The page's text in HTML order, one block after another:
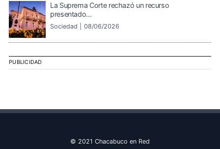
La Suprema Corte rechazó un recurso
presentado...
Sociedad | 08/06/2026
PUBLICIDAD
© 2021 Chacabuco en Red